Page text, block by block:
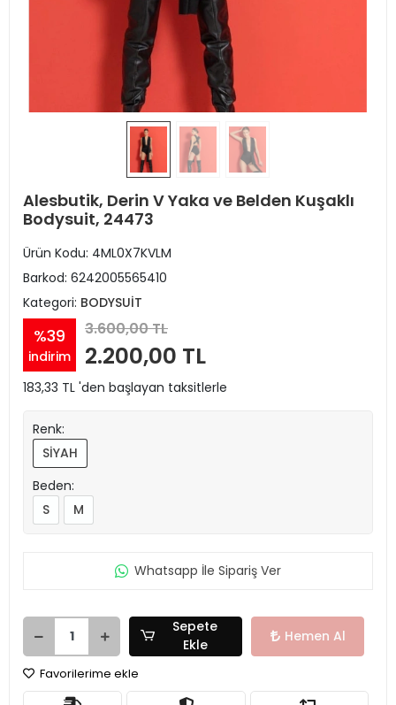
Alesbutik, Derin V Yaka ve Belden Kuşaklı
Bodysuit, 24473
Ürün Kodu: 4ML0X7KVLM
Barkod: 6242005565410
Kategori: BODYSUİT
%39
indirim
3.600,00 TL
2.200,00 TL
183,33 TL 'den başlayan taksitlerle
Renk:
SİYAH
Beden:
S
M
Whatsapp İle Sipariş Ver
Sepete
Ekle
Hemen Al
Favorilerime ekle